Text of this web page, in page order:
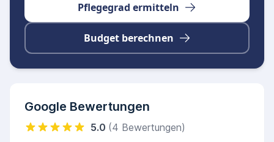
Pflegegrad ermitteln
Budget berechnen
Google Bewertungen
5.0 (4 Bewertungen)